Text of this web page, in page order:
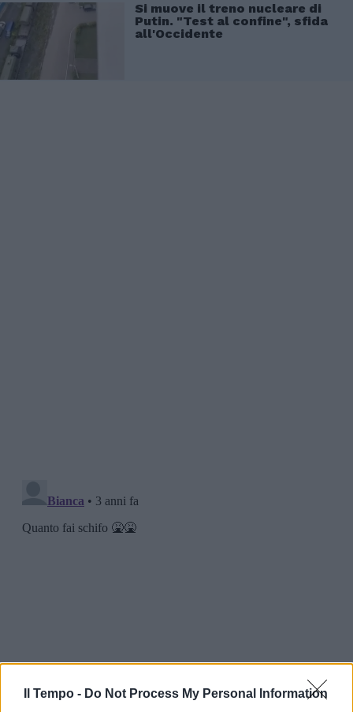
Il Tempo - Do Not Process My Personal Information
Si muove il treno nucleare di
Putin. "Test al confine", sfida
all'Occidente